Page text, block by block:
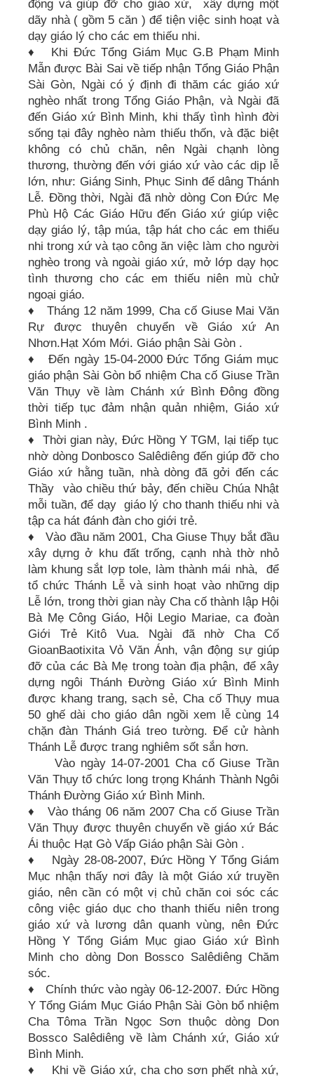
động và giúp đỡ cho giáo xứ, xây dựng một
dãy nhà ( gồm 5 căn ) để tiện việc sinh hoạt và
dạy giáo lý cho các em thiếu nhi.
♦ Khi Đức Tổng Giám Mục G.B Phạm Minh
Mẫn được Bài Sai về tiếp nhận Tổng Giáo Phận
Sài Gòn, Ngài có ý định đi thăm các giáo xứ
nghèo nhất trong Tổng Giáo Phận, và Ngài đã
đến Giáo xứ Bình Minh, khi thấy tình hình đời
sống tại đây nghèo nàm thiếu thốn, và đặc biệt
không có chủ chăn, nên Ngài chạnh lòng
thương, thường đến với giáo xứ vào các dịp lễ
lớn, như: Giáng Sinh, Phục Sinh để dâng Thánh
Lễ. Đồng thời, Ngài đã nhờ dòng Con Đức Mẹ
Phù Hộ Các Giáo Hữu đến Giáo xứ giúp việc
dạy giáo lý, tập múa, tập hát cho các em thiếu
nhi trong xứ và tạo công ăn việc làm cho người
nghèo trong và ngoài giáo xứ, mở lớp dạy học
tình thương cho các em thiếu niên mù chử
ngoại giáo.
♦ Tháng 12 năm 1999, Cha cố Giuse Mai Văn
Rự được thuyên chuyển về Giáo xứ An
Nhơn.Hạt Xóm Mới. Giáo phận Sài Gòn .
♦ Đến ngày 15-04-2000 Đức Tổng Giám mục
giáo phận Sài Gòn bổ nhiệm Cha cố Giuse Trần
Văn Thụy về làm Chánh xứ Bình Đông đồng
thời tiếp tục đảm nhận quản nhiệm, Giáo xứ
Bình Minh .
♦ Thời gian này, Đức Hồng Y TGM, lại tiếp tục
nhờ dòng Donbosco Salêdiêng đến giúp đỡ cho
Giáo xứ hằng tuần, nhà dòng đã gởi đến các
Thầy vào chiều thứ bảy, đến chiều Chúa Nhật
mỗi tuần, để dạy giáo lý cho thanh thiếu nhi và
tập ca hát đánh đàn cho giới trẻ.
♦ Vào đầu năm 2001, Cha Giuse Thụy bắt đầu
xây dựng ở khu đất trống, cạnh nhà thờ nhỏ
làm khung sắt lợp tole, làm thành mái nhà, để
tổ chức Thánh Lễ và sinh hoạt vào những dịp
Lễ lớn, trong thời gian này Cha cố thành lập Hội
Bà Mẹ Công Giáo, Hội Legio Mariae, ca đoàn
Giới Trẻ Kitô Vua. Ngài đã nhờ Cha Cố
GioanBaotixita Vỏ Văn Ánh, vận động sự giúp
đỡ của các Bà Mẹ trong toàn địa phận, để xây
dựng ngôi Thánh Đường Giáo xứ Bình Minh
được khang trang, sạch sẻ, Cha cố Thụy mua
50 ghế dài cho giáo dân ngồi xem lễ cùng 14
chặn đàn Thánh Giá treo tường. Để cử hành
Thánh Lễ được trang nghiêm sốt sắn hơn.
Vào ngày 14-07-2001 Cha cố Giuse Trần
Văn Thụy tổ chức long trọng Khánh Thành Ngôi
Thánh Đường Giáo xứ Bình Minh.
♦ Vào tháng 06 năm 2007 Cha cố Giuse Trần
Văn Thụy được thuyên chuyển về giáo xứ Bác
Ái thuộc Hạt Gò Vấp Giáo phận Sài Gòn .
♦ Ngày 28-08-2007, Đức Hồng Y Tổng Giám
Mục nhận thấy nơi đây là một Giáo xứ truyền
giáo, nên cần có một vị chủ chăn coi sóc các
công việc giáo dục cho thanh thiếu niên trong
giáo xứ và lương dân quanh vùng, nên Đức
Hồng Y Tổng Giám Mục giao Giáo xứ Bình
Minh cho dòng Don Bossco Salêdiêng Chăm
sóc.
♦ Chính thức vào ngày 06-12-2007. Đức Hồng
Y Tổng Giám Mục Giáo Phận Sài Gòn bổ nhiệm
Cha Tôma Trần Ngọc Sơn thuộc dòng Don
Bossco Salêdiêng về làm Chánh xứ, Giáo xứ
Bình Minh.
♦ Khi về Giáo xứ, cha cho sơn phết nhà xứ,